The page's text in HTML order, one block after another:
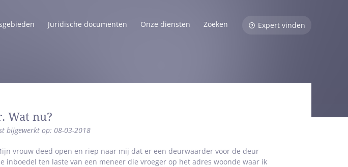
Juridische documenten Onze diensten Zoeken Expert vinden
Wat nu?
bijgewerkt op: 08-03-2018
vrouw deed open en riep naar mij dat er een deurwaarder voor de deur
inboedel ten laste van een meneer die vroeger op het adres woonde waar ik